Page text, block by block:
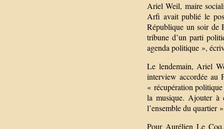
Ariel Weil, maire
Arfi avait publié le
République un soir de
tribune d’un parti
agenda politique »,
Le lendemain, Ariel
interview accordée au
« récupération
la musique. Ajouter à
l’ensemble du quartier
Pour Aurélien Le